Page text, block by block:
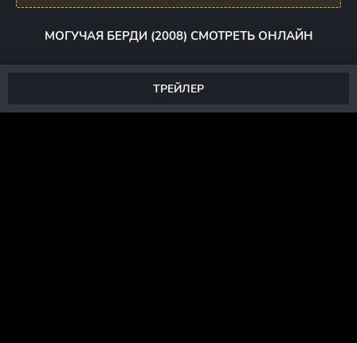
МОГУЧАЯ БЕРДИ (2008) СМОТРЕТЬ ОНЛАЙН
ТРЕЙЛЕР